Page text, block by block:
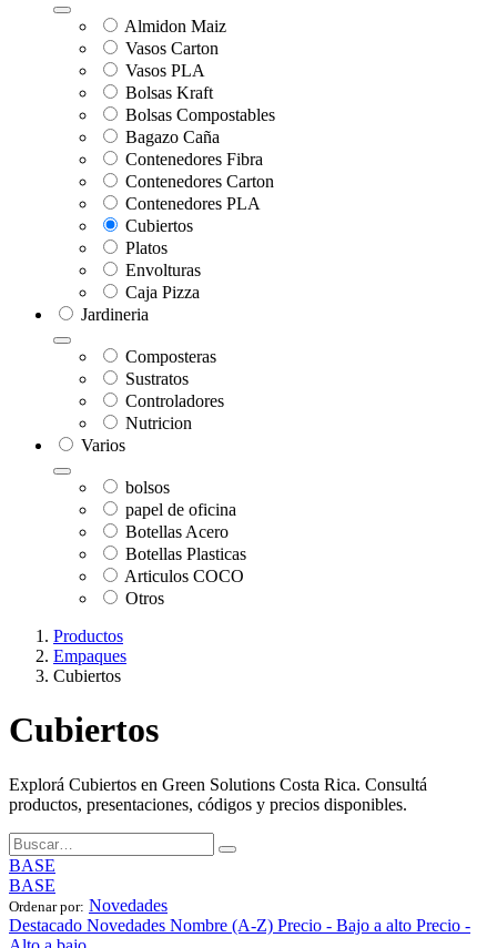
Almidon Maiz
Vasos Carton
Vasos PLA
Bolsas Kraft
Bolsas Compostables
Bagazo Caña
Contenedores Fibra
Contenedores Carton
Contenedores PLA
Cubiertos
Platos
Envolturas
Caja Pizza
Jardineria
Composteras
Sustratos
Controladores
Nutricion
Varios
bolsos
papel de oficina
Botellas Acero
Botellas Plasticas
Articulos COCO
Otros
Productos
Empaques
Cubiertos
Cubiertos
Explorá Cubiertos en Green Solutions Costa Rica. Consultá
productos, presentaciones, códigos y precios disponibles.
BASE
BASE
Ordenar por: Novedades
Destacado Novedades Nombre (A-Z) Precio - Bajo a alto Precio -